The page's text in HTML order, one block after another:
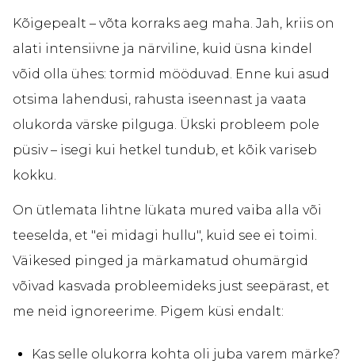
Kõigepealt – võta korraks aeg maha. Jah, kriis on
alati intensiivne ja närviline, kuid üsna kindel
võid olla ühes: tormid mööduvad. Enne kui asud
otsima lahendusi, rahusta iseennast ja vaata
olukorda värske pilguga. Ükski probleem pole
püsiv – isegi kui hetkel tundub, et kõik variseb
kokku.
On ütlemata lihtne lükata mured vaiba alla või
teeselda, et "ei midagi hullu", kuid see ei toimi.
Väikesed pinged ja märkamatud ohumärgid
võivad kasvada probleemideks just seepärast, et
me neid ignoreerime. Pigem küsi endalt:
Kas selle olukorra kohta oli juba varem märke?